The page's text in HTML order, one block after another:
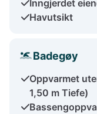
Inngjerdet
Havutsikt
Badegøy
Oppvarmet
1,50 m Tiefe)